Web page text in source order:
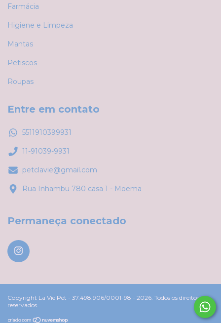
Farmácia
Higiene e Limpeza
Mantas
Petiscos
Roupas
Entre em contato
5511910399931
11-91039-9931
petclavie@gmail.com
Rua Inhambu 780 casa 1 - Moema
Permaneça conectado
Copyright La Vie Pet - 37.498.906/0001-98 - 2026. Todos os direitos
reservados.